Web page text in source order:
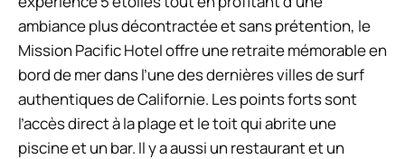
ambiance plus décontractée et sans prétention, le
Mission Pacific Hotel offre une retraite mémorable en
bord de mer dans l’une des dernières villes de surf
authentiques de Californie. Les points forts sont
l’accès direct à la plage et le toit qui abrite une
piscine et un bar. Il y a aussi un restaurant et un